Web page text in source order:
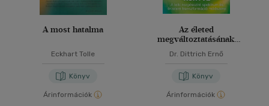
A most hatalma
Eckhart Tolle
Könyv
Árinformációk
Az életed
megváltoztatásának
Dr. Dittrich Ernő
Könyv
Árinformációk